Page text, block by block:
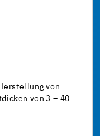
von
von 3 – 40